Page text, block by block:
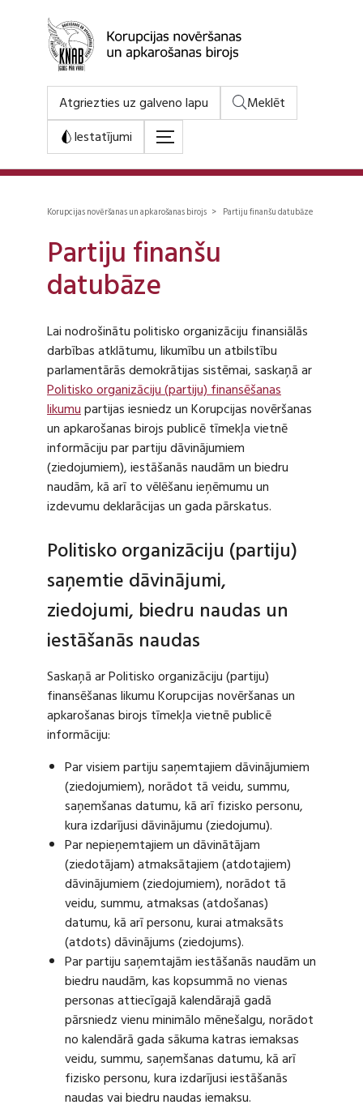
Atgriezties uz galveno lapu
Meklēt
Iestatījumi
Korupcijas novēršanas un apkarošanas birojs > Partiju finanšu datubāze
Partiju finanšu
datubāze
Lai nodrošinātu politisko organizāciju finansiālās
darbības atklātumu, likumību un atbilstību
parlamentārās demokrātijas sistēmai, saskaņā ar
Politisko organizāciju (partiju) finansēšanas
likumupartijas iesniedz un Korupcijas novēršanas
un apkarošanas birojs publicē tīmekļa vietnē
informāciju par partiju dāvinājumiem
(ziedojumiem), iestāšanās naudām un biedru
naudām, kā arī to vēlēšanu ieņēmumu un
izdevumu deklarācijas un gada pārskatus.
Politisko organizāciju (partiju)
saņemtie dāvinājumi,
ziedojumi, biedru naudas un
iestāšanās naudas
Saskaņā ar Politisko organizāciju (partiju)
finansēšanas likumu Korupcijas novēršanas un
apkarošanas birojs tīmekļa vietnē publicē
informāciju:
Par visiem partiju saņemtajiem dāvinājumiem
(ziedojumiem), norādot tā veidu, summu,
saņemšanas datumu, kā arī fizisko personu,
kura izdarījusi dāvinājumu (ziedojumu).
Par nepieņemtajiem un dāvinātājam
(ziedotājam) atmaksātajiem (atdotajiem)
dāvinājumiem (ziedojumiem), norādot tā
veidu, summu, atmaksas (atdošanas)
datumu, kā arī personu, kurai atmaksāts
(atdots) dāvinājums (ziedojums).
Par partiju saņemtajām iestāšanās naudām un
biedru naudām, kas kopsummā no vienas
personas attiecīgajā kalendārajā gadā
pārsniedz vienu minimālo mēnešalgu, norādot
no kalendārā gada sākuma katras iemaksas
veidu, summu, saņemšanas datumu, kā arī
fizisko personu, kura izdarījusi iestāšanās
naudas vai biedru naudas iemaksu.